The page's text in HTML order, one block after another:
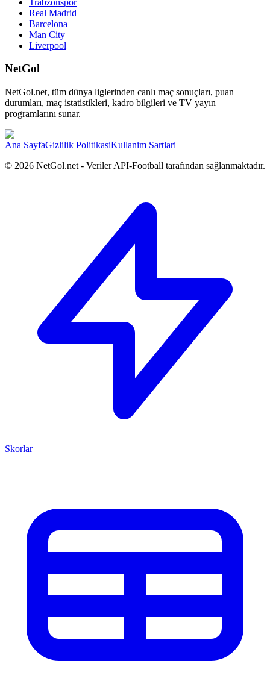
Real Madrid
Barcelona
Man City
Liverpool
NetGol
NetGol.net, tüm dünya liglerinden canlı maç sonuçları, puan
durumları, maç istatistikleri, kadro bilgileri ve TV yayın
programlarını sunar.
Ana SayfaGizlilik PolitikasiKullanim Sartlari
© 2026 NetGol.net - Veriler API-Football tarafından sağlanmaktadır.
Skorlar